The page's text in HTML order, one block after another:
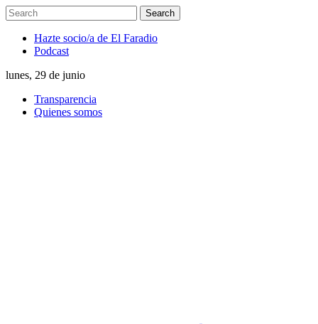
Hazte socio/a de El Faradio
Podcast
lunes, 29 de junio
Transparencia
Quienes somos